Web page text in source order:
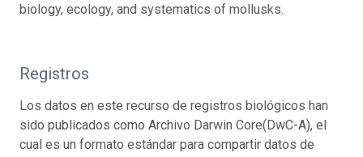
biology, ecology, and systematics of mollusks.
Registros
Los datos en este recurso de registros biológicos han
sido publicados como Archivo Darwin Core(DwC-A), el
cual es un formato estándar para compartir datos de